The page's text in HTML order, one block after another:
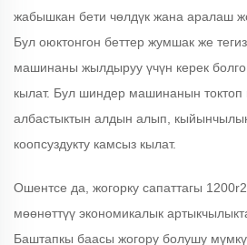
жабышкан бети чөлдүк жана аралаш
Бул оюктонгон беттер жумшак же
машинаны жылдыруу үчүн керек
кылат. Бул шиндер машинанын токтоп
албастыктын алдын алып,
коопсуздукту камсыз кылат.
Ошентсе да, жогорку сапаттагы
мөөнөттүү экономикалык
Баштапкы баасы жогору болушу